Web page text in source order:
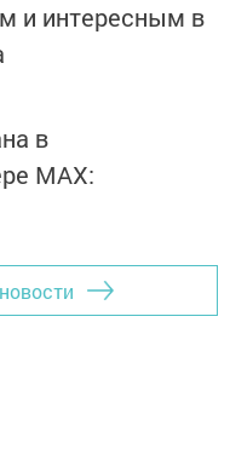
и интересным в
в
MАХ: